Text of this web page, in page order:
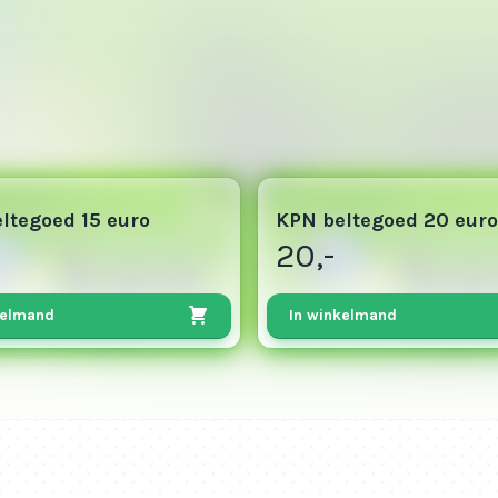
15 euro 10
KPN beltegoed 20 euro
20,-
In winkelmand